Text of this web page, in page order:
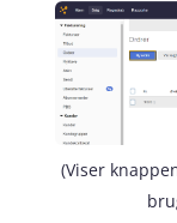
(Viser